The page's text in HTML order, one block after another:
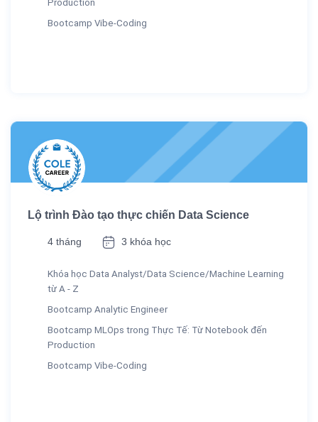
Production
Bootcamp Vibe-Coding
Lộ trình Đào tạo thực chiến Data Science
4 tháng 3 khóa học
Khóa học Data Analyst/Data Science/Machine Learning
từ A - Z
Bootcamp Analytic Engineer
Bootcamp MLOps trong Thực Tế: Từ Notebook đến
Production
Bootcamp Vibe-Coding